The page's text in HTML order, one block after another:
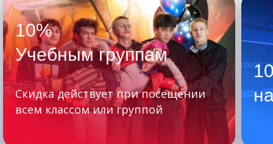
10%
Учебным группам
Скидка действует при посещении
всем классом или группой